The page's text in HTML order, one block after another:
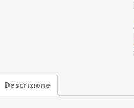
Descrizione